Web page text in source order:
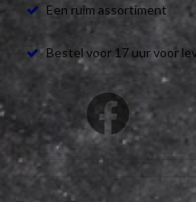
Een ruim assortiment
Bestel voor 17 uur voor